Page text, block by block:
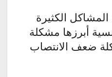
الكثيرة
أبرزها مشكلة
ضعف الانتصاب